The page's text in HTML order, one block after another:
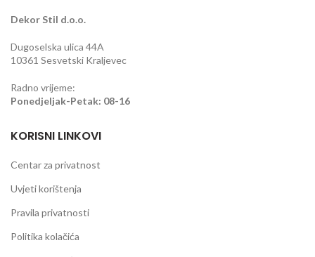
Dekor Stil d.o.o.
Dugoselska ulica 44A
10361 Sesvetski Kraljevec
Radno vrijeme:
Ponedjeljak-Petak: 08-16
KORISNI LINKOVI
Centar za privatnost
Uvjeti korištenja
Pravila privatnosti
Politika kolačića